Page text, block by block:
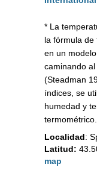
* La
la fórmula
en un
caminando
(Steadman
índices, se
humedad y
termométrico.
Localidad:
Latitud:
map